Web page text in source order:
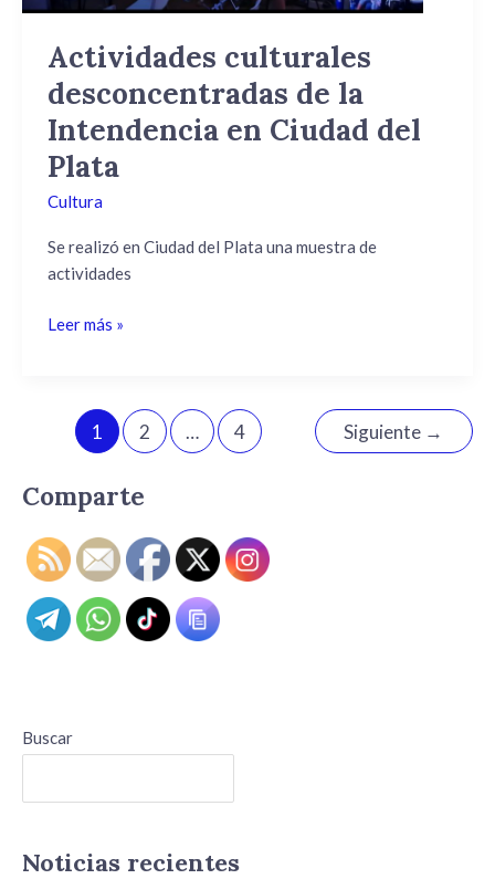
Actividades culturales
desconcentradas de la
Intendencia en Ciudad del
Plata
Cultura
Se realizó en Ciudad del Plata una muestra de
actividades
del
Leer más »
1 2 … 4 Siguiente →
Comparte
Buscar
Noticias recientes